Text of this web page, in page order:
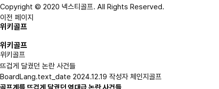
Copyright © 2020 넥스티골프. All Rights Reserved.
이전 페이지
위키골프
위키골프
위키골프
뜨겁게 달궜던 논란 사건들
BoardLang.text_date 2024.12.19 작성자체인지골프